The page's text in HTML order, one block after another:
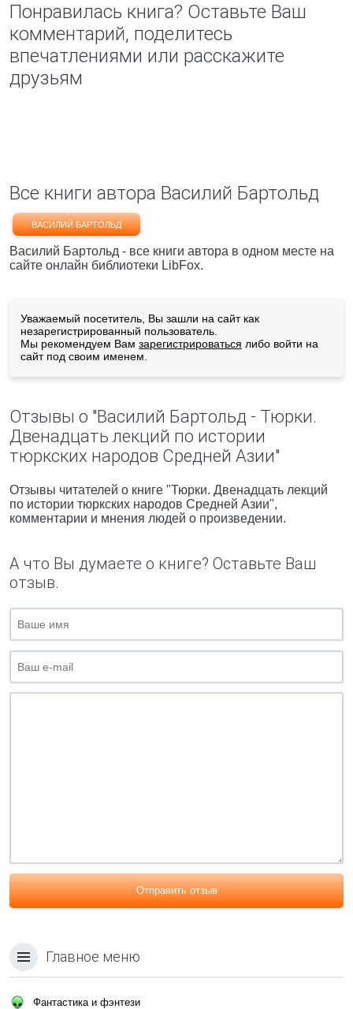
Понравилась книга? Оставьте Ваш
комментарий, поделитесь
впечатлениями или расскажите
друзьям
Все книги автора Василий Бартольд
ВАСИЛИЙ БАРТОЛЬД
Василий Бартольд - все книги автора в одном месте на
сайте онлайн библиотеки LibFox.
Уважаемый посетитель, Вы зашли на сайт как
незарегистрированный пользователь.
Мы рекомендуем Вам зарегистрироваться либо войти на
сайт под своим именем.
Отзывы о "Василий Бартольд - Тюрки.
Двенадцать лекций по истории
тюркских народов Средней Азии"
Отзывы читателей о книге "Тюрки. Двенадцать лекций
по истории тюркских народов Средней Азии",
комментарии и мнения людей о произведении.
А что Вы думаете о книге? Оставьте Ваш
отзыв.
Отправить отзыв
Главное меню
Фантастика и фэнтези